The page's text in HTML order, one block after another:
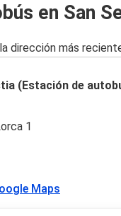
en San
dirección más
(Estación de
1
Maps